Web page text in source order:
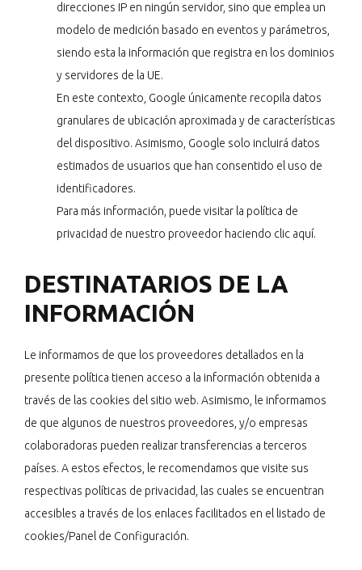
direcciones IP en ningún servidor, sino que emplea un
modelo de medición basado en eventos y parámetros,
siendo esta la información que registra en los dominios
y servidores de la UE.
En este contexto, Google únicamente recopila datos
granulares de ubicación aproximada y de características
del dispositivo. Asimismo, Google solo incluirá datos
estimados de usuarios que han consentido el uso de
identificadores.
Para más información, puede visitar la política de
privacidad de nuestro proveedor haciendo clic aquí.
DESTINATARIOS DE LA
INFORMACIÓN
Le informamos de que los proveedores detallados en la
presente política tienen acceso a la información obtenida a
través de las cookies del sitio web. Asimismo, le informamos
de que algunos de nuestros proveedores, y/o empresas
colaboradoras pueden realizar transferencias a terceros
países. A estos efectos, le recomendamos que visite sus
respectivas políticas de privacidad, las cuales se encuentran
accesibles a través de los enlaces facilitados en el listado de
cookies/Panel de Configuración.